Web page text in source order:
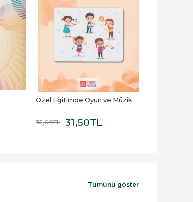
Özel Eğitimde Oyun ve Müzik
35,00TL 31,50TL
Tümünü göster